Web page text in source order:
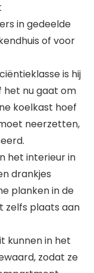
in gedeelde
of voor
is hij
het nu gaat om
koelkast hoef
neerzetten,
het interieur in
drankjes
planken in de
zelfs plaats aan
kunnen in het
zodat ze